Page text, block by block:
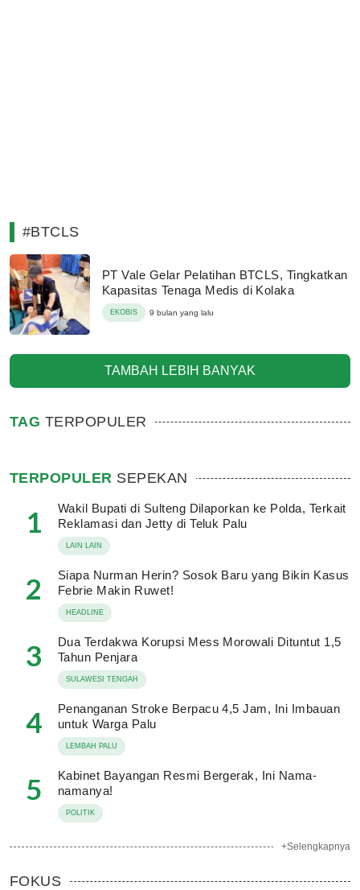
#BTCLS
PT Vale Gelar Pelatihan BTCLS, Tingkatkan
Kapasitas Tenaga Medis di Kolaka
EKOBIS 9 bulan yang lalu
TAMBAH LEBIH BANYAK
TAG TERPOPULER
TERPOPULER SEPEKAN
1
Wakil Bupati di Sulteng Dilaporkan ke Polda, Terkait
Reklamasi dan Jetty di Teluk Palu
LAIN LAIN
2
Siapa Nurman Herin? Sosok Baru yang Bikin Kasus
Febrie Makin Ruwet!
HEADLINE
3
Dua Terdakwa Korupsi Mess Morowali Dituntut 1,5
Tahun Penjara
SULAWESI TENGAH
4
Penanganan Stroke Berpacu 4,5 Jam, Ini Imbauan
untuk Warga Palu
LEMBAH PALU
5
Kabinet Bayangan Resmi Bergerak, Ini Nama-
namanya!
POLITIK
+Selengkapnya
FOKUS